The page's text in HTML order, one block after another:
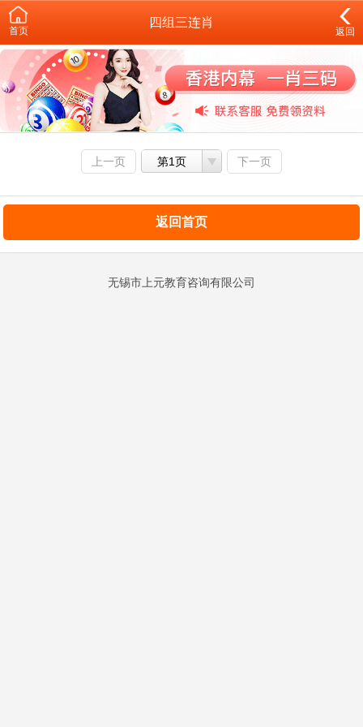
首页
四组三连肖
返回
上一页 第1页 下一页
返回首页
无锡市上元教育咨询有限公司